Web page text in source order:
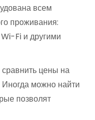
всем
проживания:
Fi и другими
сравнить цены на
можно найти
позволят